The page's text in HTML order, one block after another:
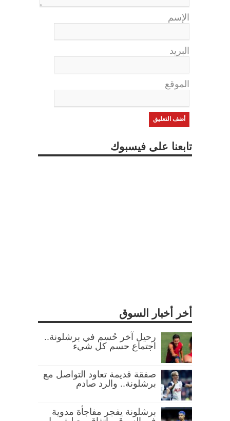
الإسم
البريد
الموقع
تابعنا على فيسبوك
أخر أخبار السوق
رحيل آخر حُسم في برشلونة..
اجتماع حسم كل شيء
صفقة قديمة تعاود التواصل مع
برشلونة.. والرد صادم
برشلونة يفجر مفاجأة مدوية